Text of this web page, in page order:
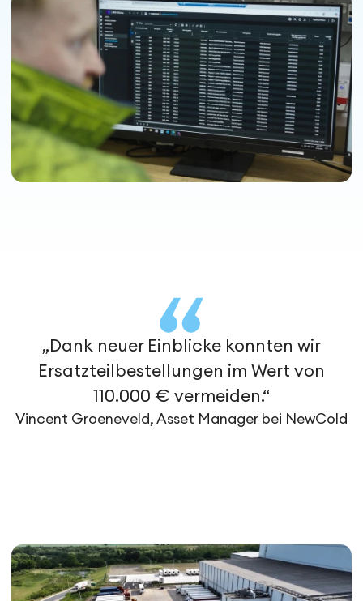
„Dank neuer Einblicke konnten wir
Ersatzteilbestellungen im Wert von
110.000 € vermeiden.“
Vincent Groeneveld, Asset Manager bei NewCold